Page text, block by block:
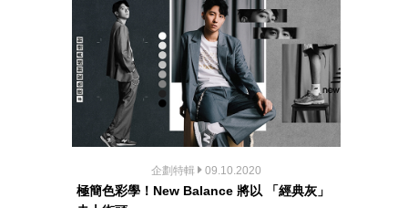
企劃特輯 09.10.2020
極簡色彩學！New Balance 將以 「經典灰」